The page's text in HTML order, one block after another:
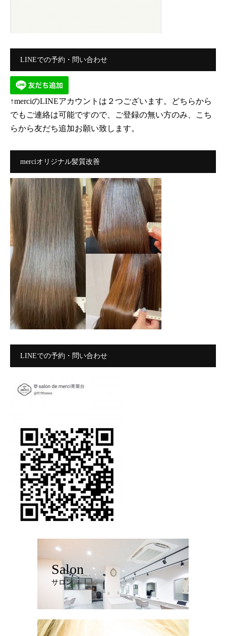
LINEでの予約・問い合わせ
↑merciのLINEアカウントは２つございます。どちらから
でもご連絡は可能ですので、ご登録の無い方のみ、こち
らから友だち追加お願い致します。
merciオリジナル髪質改善
LINEでの予約・問い合わせ
Salon
サロン